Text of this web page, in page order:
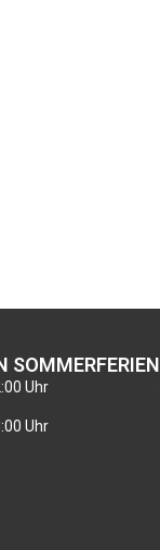
SOMMERFERIEN
Uhr
Uhr